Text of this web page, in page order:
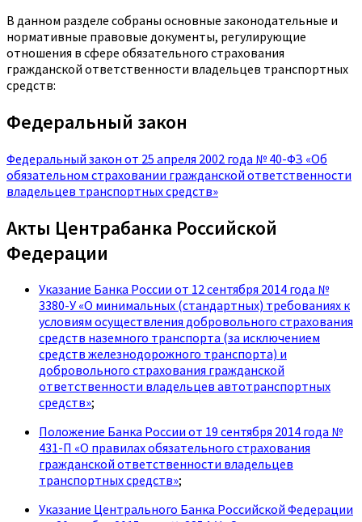
В данном разделе собраны основные законодательные и
нормативные правовые документы, регулирующие
отношения в сфере обязательного страхования
гражданской ответственности владельцев транспортных
средств:
Федеральный закон
Федеральный закон от 25 апреля 2002 года № 40-ФЗ «Об
обязательном страховании гражданской ответственности
владельцев транспортных средств»
Акты Центрабанка Российской
Федерации
Указание Банка России от 12 сентября 2014 года №
3380-У «О минимальных (стандартных) требованиях к
условиям осуществления добровольного страхования
средств наземного транспорта (за исключением
средств железнодорожного транспорта) и
добровольного страхования гражданской
ответственности владельцев автотранспортных
средств»;
Положение Банка России от 19 сентября 2014 года №
431-П «О правилах обязательного страхования
гражданской ответственности владельцев
транспортных средств»;
Указание Центрального Банка Российской Федерации